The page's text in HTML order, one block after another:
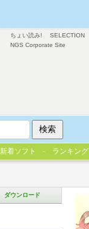
ダウンロード
ちょい読み! SELECTION
NGS Corporate Site
新着ソフト ランキング